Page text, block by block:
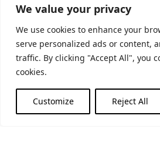
We value your privacy
We use cookies to enhance your
serve personalized ads or content,
traffic. By clicking "Accept All", you
cookies.
Customize Reject All
Horari d’estiu
(de l’1 de juny al 30 de setembre)